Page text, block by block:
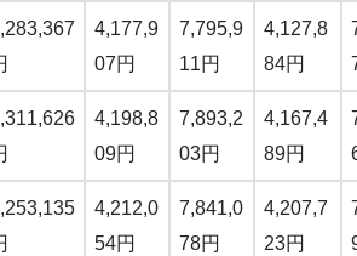
4,177,9
07円
7,795,9
11円
4,127,8
84円
4,198,8
09円
7,893,2
03円
4,167,4
89円
4,212,0
54円
7,841,0
78円
4,207,7
23円